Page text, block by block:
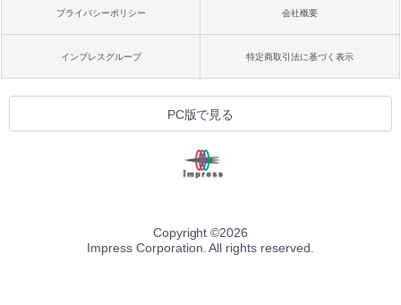
プライバシーポリシー 会社概要
インプレスグループ 特定商取引法に基づく表示
PC版で見る
Copyright ©2026
Impress Corporation. All rights reserved.